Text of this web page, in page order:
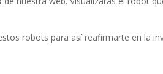
robots para así reafirmarte en la